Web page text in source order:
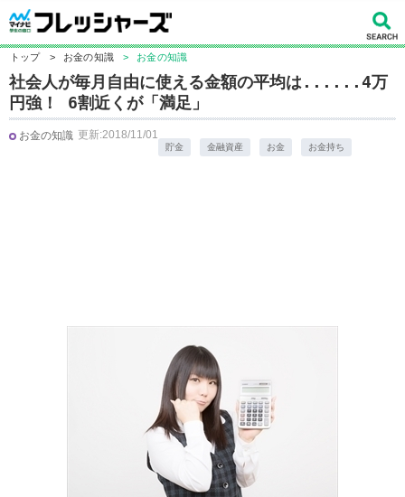
トップ > お金の知識 > お金の知識
社会人が毎月自由に使える金額の平均は......4万
円強！ 6割近くが「満足」
お金の知識 更新:2018/11/01
貯金 金融資産 お金 お金持ち